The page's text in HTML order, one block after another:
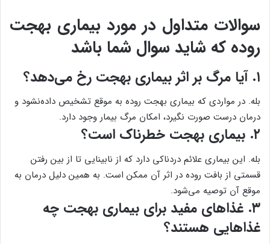
سوالات متداول در مورد بیماری بهجت
روده که شاید سوال شما باشد
۱. آیا مرگ بر اثر بیماری بهجت رخ می‌دهد؟
بله. در مواردی که بیماری بهجت روده به موقع تشخیص داده‌نشود و
درمان درست صورت نگیرد، امکان مرگ بیمار وجود دارد.
۲. بیماری بهجت خطرناک است؟
بله. این بیماری علائم دردناکی دارد که از نابینایی تا از بین رفتن
قسمتی از بافت روده در اثر آن ممکن است. به همین دلیل درمان به
موقع آن توصیه می‌شود.
۳. غذاهای مفید برای بیماری بهجت چه
غذاهایی هستند؟